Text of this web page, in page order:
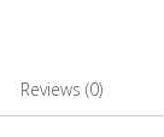
Reviews (0)